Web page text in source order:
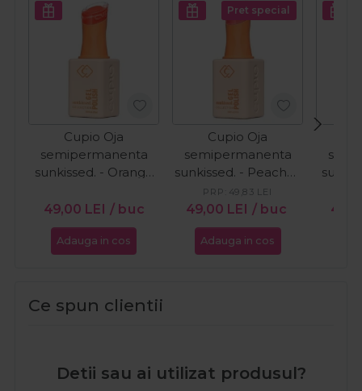
Cupio Oja
semipermanenta
sunkissed. - Orange
49,00 LEI / buc
Adauga in cos
Pret special
Cupio Oja
semipermanenta
sunkissed. - Peaches
in Bloom 15ml
49,00 LEI / buc
PRP: 49,83 LEI
Adauga in cos
Ce spun clientii
Detii sau ai utilizat produsul?